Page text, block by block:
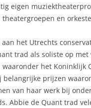
eigen
en
aan het Utrechts
trad als soliste op
het Koninklijk
prijzen
van haar werk bij
Abbie de Quant trad